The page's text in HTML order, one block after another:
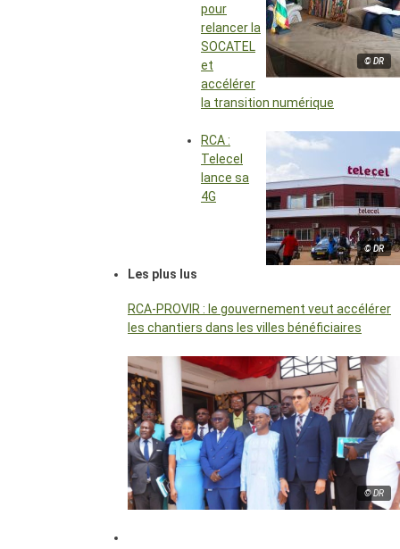
© DR
pour
relancer la
SOCATEL
et
accélérer
la transition numérique
© DR
RCA :
Telecel
lance sa
4G
Les plus lus
RCA-PROVIR : le gouvernement veut accélérer
les chantiers dans les villes bénéficiaires
© DR